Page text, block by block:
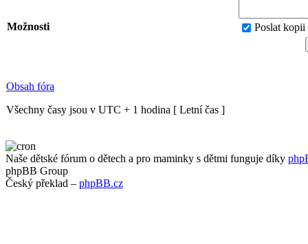
Možnosti Poslat kopii
Obsah fóra
Všechny časy jsou v UTC + 1 hodina [ Letní čas ]
Naše dětské fórum o dětech a pro maminky s dětmi funguje díky
phpBB Group
Český překlad – phpBB.cz